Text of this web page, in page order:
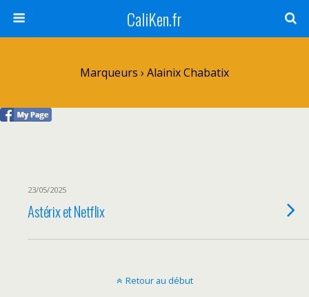
CaliKen.fr
Marqueurs › Alainix Chabatix
23/05/2025
Astérix et Netflix
Retour au début